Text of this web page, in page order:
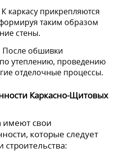
каркасу прикрепляются
таким образом
стены.
После обшивки
утеплению, проведению
отделочные процессы.
Каркасно-Щитовых
имеют свои
которые следует